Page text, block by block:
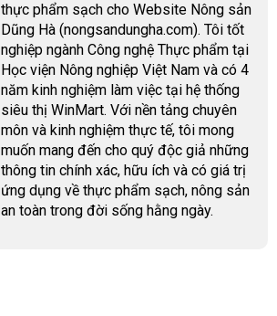
thực phẩm sạch cho Website Nông sản
Dũng Hà (nongsandungha.com). Tôi tốt
nghiệp ngành Công nghệ Thực phẩm tại
Học viện Nông nghiệp Việt Nam và có 4
năm kinh nghiệm làm việc tại hệ thống
siêu thị WinMart. Với nền tảng chuyên
môn và kinh nghiệm thực tế, tôi mong
muốn mang đến cho quý độc giả những
thông tin chính xác, hữu ích và có giá trị
ứng dụng về thực phẩm sạch, nông sản
an toàn trong đời sống hằng ngày.